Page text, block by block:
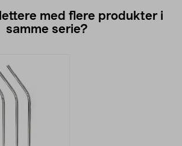
med flere produkter i
samme serie?